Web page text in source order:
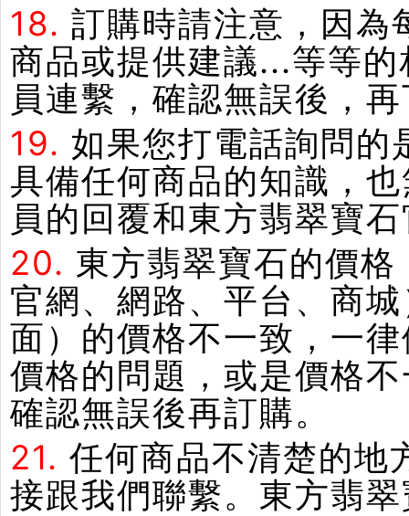
18. 訂購時請注意，因為
商品或提供建議...等等
員連繫，確認無誤後，
19. 如果您打電話詢問的
具備任何商品的知識，
員的回覆和東方翡翠寶
20. 東方翡翠寶石的價
官網、網路、平台、商
面）的價格不一致，一
價格的問題，或是價格
確認無誤後再訂購。
21. 任何商品不清楚的地
接跟我們聯繫。東方翡